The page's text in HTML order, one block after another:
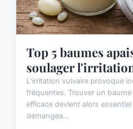
Top 5 baumes
soulager
L'irritation vulvaire provoque
fréquentes. Trouver un
efficace devient alors
démangea...